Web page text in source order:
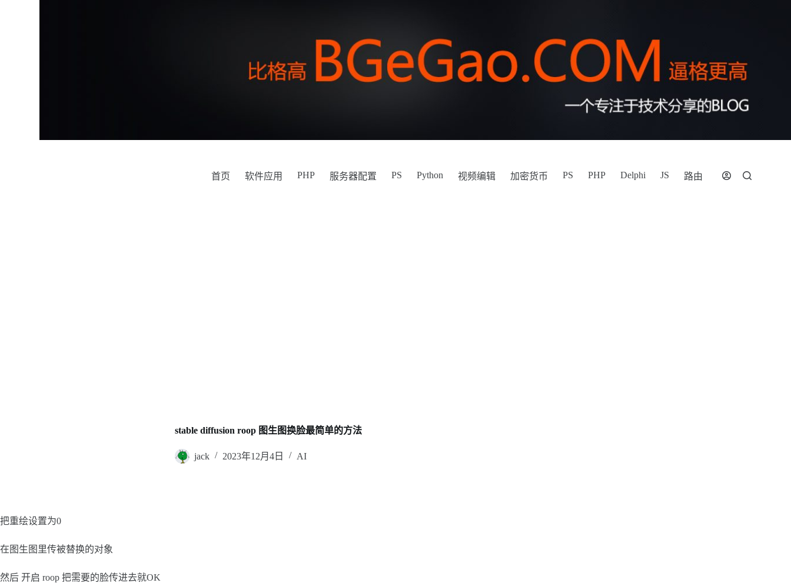
首页 软件应用 PHP 服务器配置 PS Python 视频编辑 加密货币 PS PHP Delphi JS 路由
stable diffusion roop 图生图换脸最简单的方法
jack 2023年12月4日 AI
把重绘设置为0
在图生图里传被替换的对象
然后 开启 roop 把需要的脸传进去就OK